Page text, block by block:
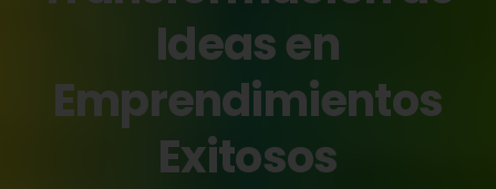
Ideasen
Emprendimientos
Exitosos